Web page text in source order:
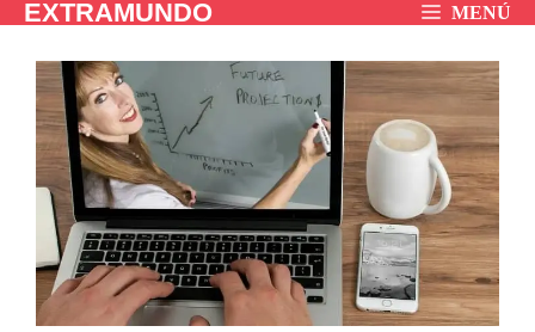
Saltar
contenido
EXTRAMUNDO MENÚ